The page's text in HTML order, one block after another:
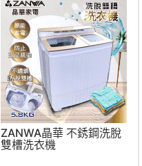
ZANWA晶華 不銹鋼洗脫
雙槽洗衣機